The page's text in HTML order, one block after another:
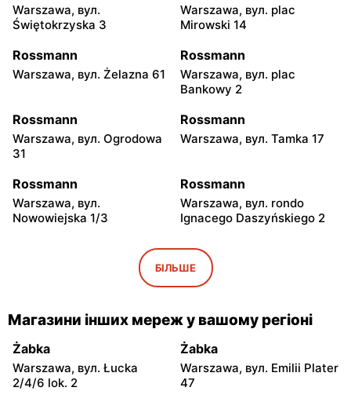
Warszawa, вул.
Świętokrzyska 3
Warszawa, вул. plac
Mirowski 14
Rossmann
Warszawa, вул. Żelazna 61
Rossmann
Warszawa, вул. plac
Bankowy 2
Rossmann
Warszawa, вул. Ogrodowa
31
Rossmann
Warszawa, вул. Tamka 17
Rossmann
Warszawa, вул.
Nowowiejska 1/3
Rossmann
Warszawa, вул. rondo
Ignacego Daszyńskiego 2
Warszawa, вул. Piękna 16 b
Rossmann
Warszawa, вул.
Marszałkowska 28
Rossmann
Warszawa, вул. Senatorska
2
Warszawa, вул. Prosta 68
Rossmann Rossmann
БІЛЬШЕ
Магазини інших мереж у вашому регіоні
Żabka
Warszawa, вул. Łucka
2/4/6 lok. 2
Żabka
Warszawa, вул. Emilii Plater
47